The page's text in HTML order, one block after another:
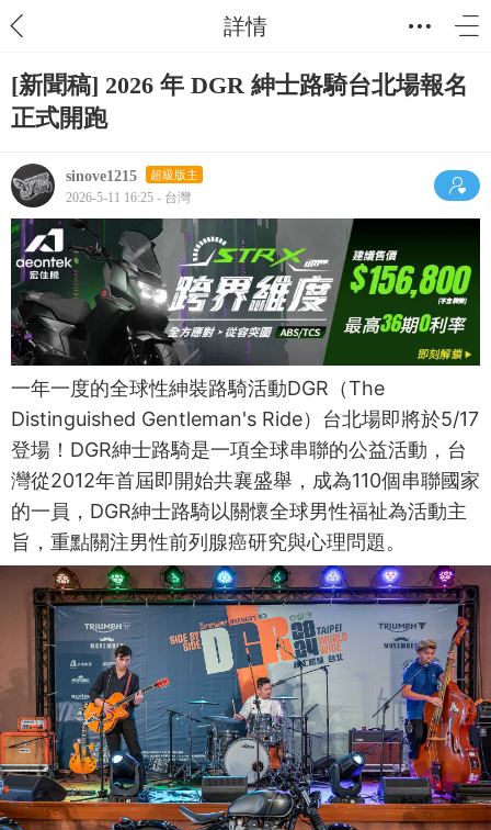
詳情
[新聞稿] 2026 年 DGR 紳士路騎台北場報名
正式開跑
sinove1215 超級版主
2026-5-11 16:25 - 台灣
一年一度的全球性紳裝路騎活動DGR（The
Distinguished Gentleman's Ride）台北場即將於5/17
登場！DGR紳士路騎是一項全球串聯的公益活動，台
灣從2012年首屆即開始共襄盛舉，成為110個串聯國家
的一員，DGR紳士路騎以關懷全球男性福祉為活動主
旨，重點關注男性前列腺癌研究與心理問題。